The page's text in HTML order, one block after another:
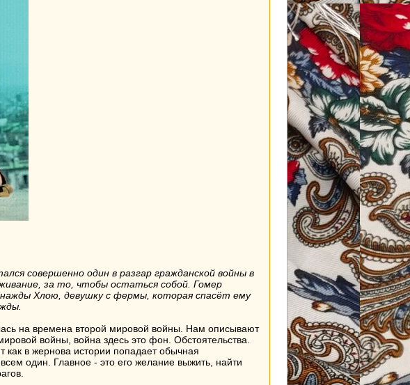
совершенно один в разгар гражданской войны в
за то, чтобы остаться собой. Гомер
Хлою, девушку с фермы, которая спасёт ему
на времена второй мировой войны. Нам описывают
войны, война здесь это фон. Обстоятельства.
как в жернова истории попадает обычная
один. Главное - это его желание выжить, найти